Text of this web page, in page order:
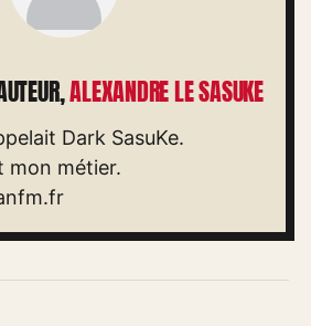
ALEXANDRE LE SASUKE
Dark SasuKe.
mon métier.